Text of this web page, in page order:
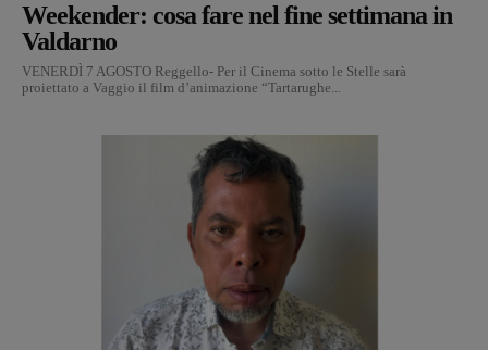
Weekender: cosa fare nel fine settimana in
Valdarno
VENERDÌ 7 AGOSTO Reggello- Per il Cinema sotto le Stelle sarà
proiettato a Vaggio il film d’animazione “Tartarughe...